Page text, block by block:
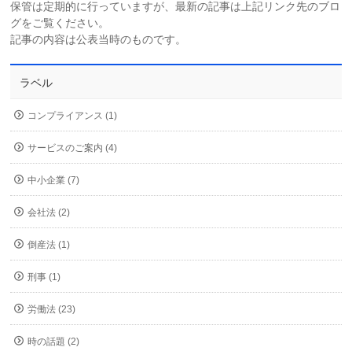
保管は定期的に行っていますが、最新の記事は上記リンク先のブロ
グをご覧ください。
記事の内容は公表当時のものです。
ラベル
コンプライアンス (1)
サービスのご案内 (4)
中小企業 (7)
会社法 (2)
倒産法 (1)
刑事 (1)
労働法 (23)
時の話題 (2)